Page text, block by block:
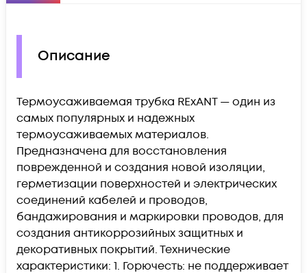
Описание
Термоусаживаемая трубка REхANT — один из
самых популярных и надежных
термоусаживаемых материалов.
Предназначена для восстановления
поврежденной и создания новой изоляции,
герметизации поверхностей и электрических
соединений кабелей и проводов,
бандажирования и маркировки проводов, для
создания антикоррозийных защитных и
декоративных покрытий. Технические
характеристики: 1. Горючесть: не поддерживает